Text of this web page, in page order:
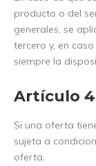
producto o del
generales, se
tercero y, en
siempre la
Artículo
Si una oferta
sujeta a
oferta.